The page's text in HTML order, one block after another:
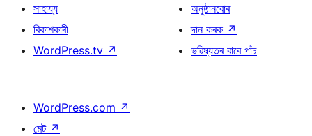
সাহায্য
বিকাশকাৰী
WordPress.tv ↗
অনুষ্ঠানবোৰ
দান কৰক ↗
ভৱিষ্যতৰ বাবে পাঁচ
WordPress.com ↗
মেট ↗